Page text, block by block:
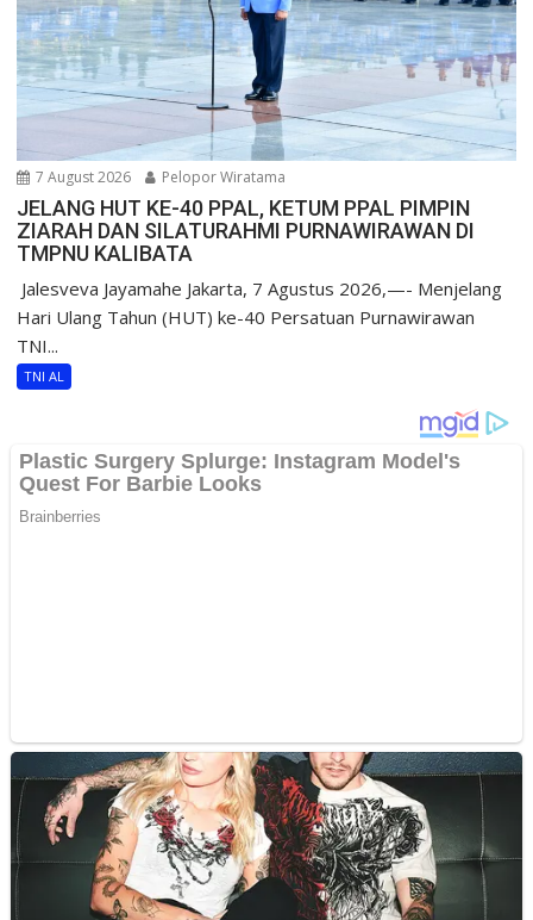
7 August 2026 Pelopor Wiratama
JELANG HUT KE-40 PPAL, KETUM PPAL PIMPIN
ZIARAH DAN SILATURAHMI PURNAWIRAWAN DI
TMPNU KALIBATA
​ Jalesveva Jayamahe Jakarta, 7 Agustus 2026,—- Menjelang
Hari Ulang Tahun (HUT) ke-40 Persatuan Purnawirawan
TNI...
TNI AL